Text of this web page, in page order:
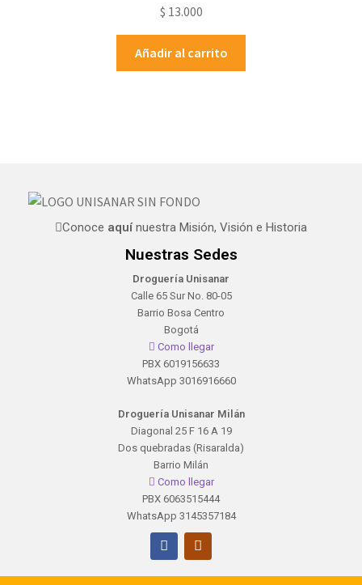
$ 13.000
Añadir al carrito
Conoce aquínuestra Misión, Visión e Historia
Nuestras Sedes
Droguería Unisanar
Calle 65 Sur No. 80-05
Barrio Bosa Centro
Bogotá
Como llegar
PBX 6019156633
WhatsApp 3016916660
Droguería Unisanar Milán
Diagonal 25 F 16 A 19
Dos quebradas (Risaralda)
Barrio Milán
Como llegar
PBX 6063515444
WhatsApp 3145357184